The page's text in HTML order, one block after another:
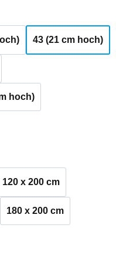
43 (21 cm hoch)
hoch)
120 x 200 cm
180 x 200 cm